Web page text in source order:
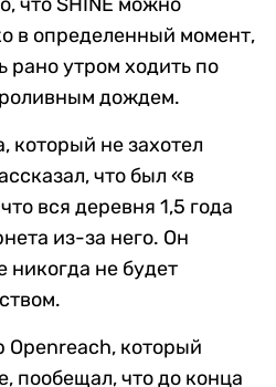
в определенный момент,
утром ходить по
дождем.
который не захотел
что был «в
вся деревня 1,5 года
из-за него. Он
никогда не будет
который
пообещал, что до конца